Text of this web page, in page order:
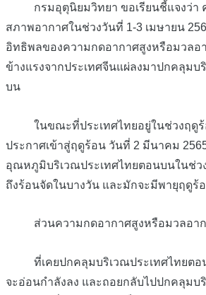
กรมอุตุนิยมวิทยา ขอเรียนชี้แจงว่า
สภาพอากาศในช่วงวันที่ 1-3 เมษายน
อิทธิพลของความกดอากาศสูงหรือมวลอ
ข้างแรงจากประเทศจีนแผ่ลงมาปกคลุมบ
บน
ในขณะที่ประเทศไทยอยู่ในช่วงฤดูร้
ประกาศเข้าสู่ฤดูร้อน วันที่ 2 มีนาคม
อุณหภูมิบริเวณประเทศไทยตอนบนในช่ว
ถึงร้อนจัดในบางวัน และมักจะมีพายุฤดูร้
ส่วนความกดอากาศสูงหรือมวลอาก
ที่เคยปกคลุมบริเวณประเทศไทยตอ
จะอ่อนกำลังลง และถอยกลับไปปกคลุมบ